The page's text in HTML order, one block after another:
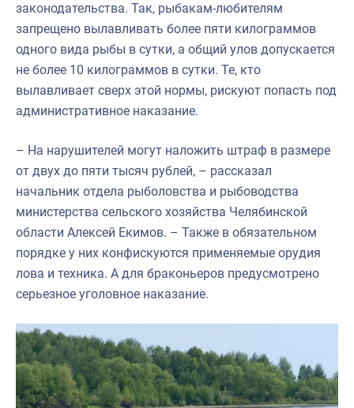
законодательства. Так, рыбакам-любителям
запрещено вылавливать более пяти килограммов
одного вида рыбы в сутки, а общий улов допускается
не более 10 килограммов в сутки. Те, кто
вылавливает сверх этой нормы, рискуют попасть под
административное наказание.
– На нарушителей могут наложить штраф в размере
от двух до пяти тысяч рублей, – рассказал
начальник отдела рыболовства и рыбоводства
министерства сельского хозяйства Челябинской
области Алексей Екимов. – Также в обязательном
порядке у них конфискуются применяемые орудия
лова и техника. А для браконьеров предусмотрено
серьезное уголовное наказание.